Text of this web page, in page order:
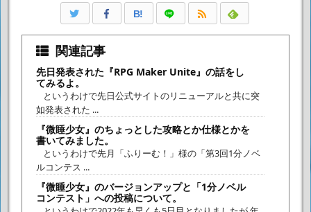
B!
関連記事
先日発表された『RPG Maker Unite』の話をし
てみるよ。
というわけで先日公式サイトのリニューアルと共に突
如発表された ...
『微睡少女』のちょっとした攻略とか仕様とかを
書いてみました。
というわけで先月「ふりーむ！」様の「第3回1分ノベ
ルコンテス ...
『微睡少女』のバージョンアップと「1分ノベル
コンテスト」への投稿について。